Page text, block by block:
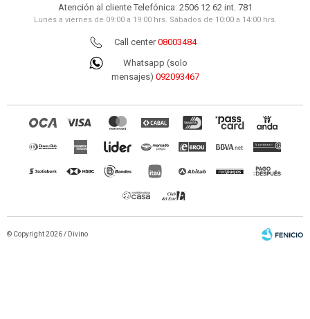
Atención al cliente Telefónica: 2506 12 62 int. 781
Lunes a viernes de 09:00 a 19:00 hrs. Sábados de 10:00 a 14:00 hrs.
Call center08003484
Whatsapp (solo
mensajes) 092093467
© Copyright 2026 / Divino